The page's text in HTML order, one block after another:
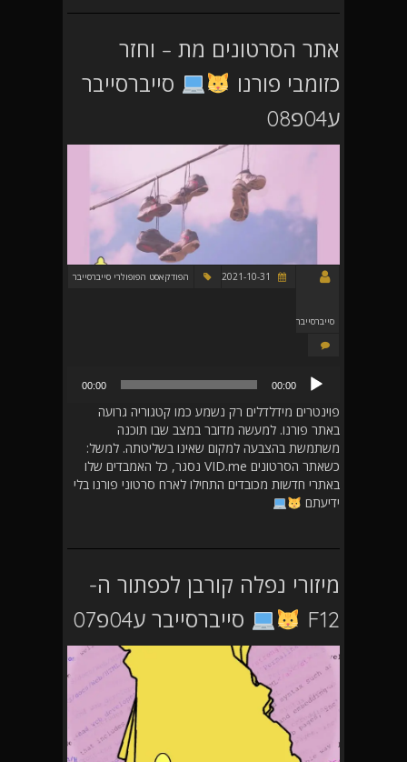
אתר הסרטונים מת – וחזר
כזומבי פורנו
סייברסייבר
ע04פ08
סייברסייבר
הפודקאסט הפופולרי סייברסייבר
00:00
00:00
פוינטרים מידלדלים רק נשמע כמו קטגוריה גרועה
באתר פורנו. למעשה מדובר במצב שבו תוכנה
משתמשת בהצבעה למקום שאינו בשליטתה. למשל:
כשאתר הסרטונים VID.me נסגר, כל האמבדים שלו
באתרי חדשות מכובדים התחילו לארח סרטוני פורנו בלי
ידיעתם
מיזורי נפלה קורבן לכפתור ה-
F12
סייברסייבר ע04פ07